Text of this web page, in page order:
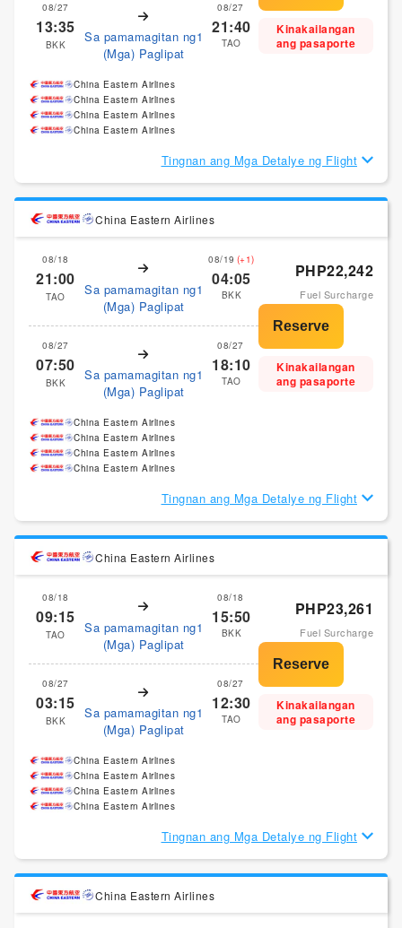
08/27
13:35
BKK
Sa pamamagitan ng1
(Mga) Paglipat
08/27
21:40
TAO
Kinakailangan
ang pasaporte
China Eastern Airlines
China Eastern Airlines
China Eastern Airlines
China Eastern Airlines
Tingnan ang Mga Detalye ng Flight
China Eastern Airlines
08/18
21:00
TAO
Sa pamamagitan ng1
(Mga) Paglipat
08/19 (+1)
04:05
BKK
08/27
07:50
BKK
Sa pamamagitan ng1
(Mga) Paglipat
08/27
18:10
TAO
PHP22,242
Fuel Surcharge
Kinakailangan
ang pasaporte
China Eastern Airlines
China Eastern Airlines
China Eastern Airlines
China Eastern Airlines
Tingnan ang Mga Detalye ng Flight
China Eastern Airlines
08/18
09:15
TAO
Sa pamamagitan ng1
(Mga) Paglipat
08/18
15:50
BKK
08/27
03:15
BKK
Sa pamamagitan ng1
(Mga) Paglipat
08/27
12:30
TAO
PHP23,261
Fuel Surcharge
Kinakailangan
ang pasaporte
China Eastern Airlines
China Eastern Airlines
China Eastern Airlines
China Eastern Airlines
Tingnan ang Mga Detalye ng Flight
China Eastern Airlines